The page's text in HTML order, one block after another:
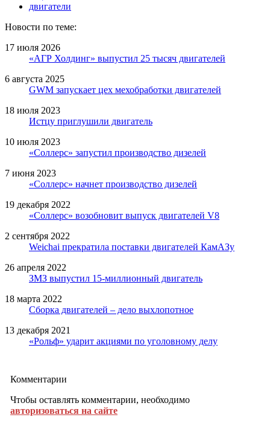
двигатели
Новости по теме:
17 июля 2026
«АГР Холдинг» выпустил 25 тысяч двигателей
6 августа 2025
GWM запускает цех мехобработки двигателей
18 июля 2023
Истцу приглушили двигатель
10 июля 2023
«Соллерс» запустил производство дизелей
7 июня 2023
«Соллерс» начнет производство дизелей
19 декабря 2022
«Соллерс» возобновит выпуск двигателей V8
2 сентября 2022
Weichai прекратила поставки двигателей КамАЗу
26 апреля 2022
ЗМЗ выпустил 15-миллионный двигатель
18 марта 2022
Сборка двигателей – дело выхлопотное
13 декабря 2021
«Рольф» ударит акциями по уголовному делу
Комментарии
Чтобы оставлять комментарии, необходимо
авторизоваться на сайте